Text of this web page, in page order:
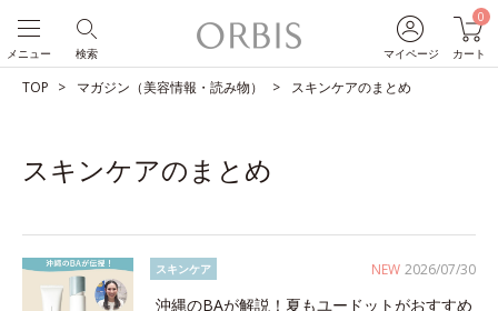
マイページ
0
カート
検索
メニュー
TOP マガジン（美容情報・読み物） スキンケアのまとめ
スキンケアのまとめ
NEW 2026/07/30
スキンケア
沖縄のBAが解説！夏もユードットがおすすめ